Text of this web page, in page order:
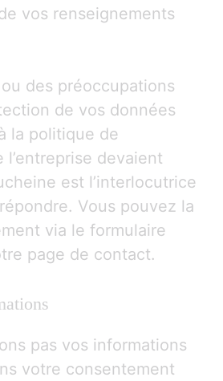
vos renseignements
des préoccupations
de vos données
la politique de
devaient
est l’interlocutrice
Vous pouvez la
via le formulaire
page de contact.
pas vos informations
votre consentement